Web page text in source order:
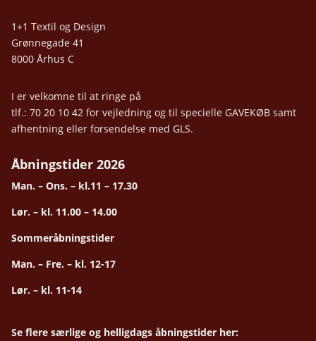
1+1 Textil og Design
Grønnegade 41
8000 Århus C
I er velkomne til at ringe på
tlf.: 70 20 10 42 for vejledning og til specielle GAVEKØB samt
afhentning eller forsendelse med GLS.
Åbningstider 2026
Man. – Ons. – kl.11 – 17.30
Lør. – kl. 11.00 – 14.00
Sommeråbningstider
Man. – Fre. – kl. 12-17
Lør. – kl. 11-14
Se flere særlige og helligdags åbningstider her: